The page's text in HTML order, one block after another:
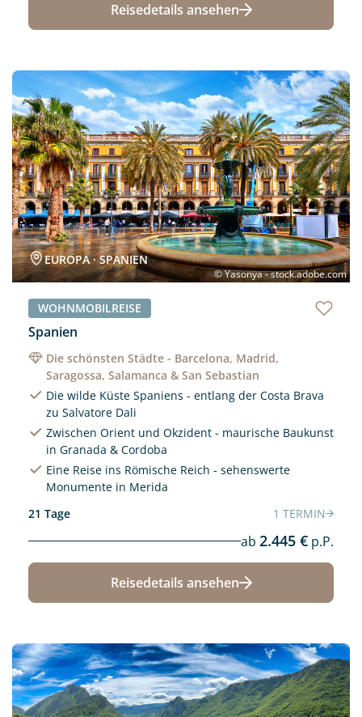
Reisedetails ansehen
Neu
© Yasonya - stock.adobe.com
EUROPA · SPANIEN
WOHNMOBILREISE
Spanien
Die schönsten Städte - Barcelona, Madrid,
Saragossa, Salamanca & San Sebastian
Die wilde Küste Spaniens - entlang der Costa Brava
zu Salvatore Dali
Zwischen Orient und Okzident - maurische Baukunst
in Granada & Cordoba
Eine Reise ins Römische Reich - sehenswerte
Monumente in Merida
21 Tage
1 TERMIN
ab 2.445 € p.P.
Reisedetails ansehen
Neu